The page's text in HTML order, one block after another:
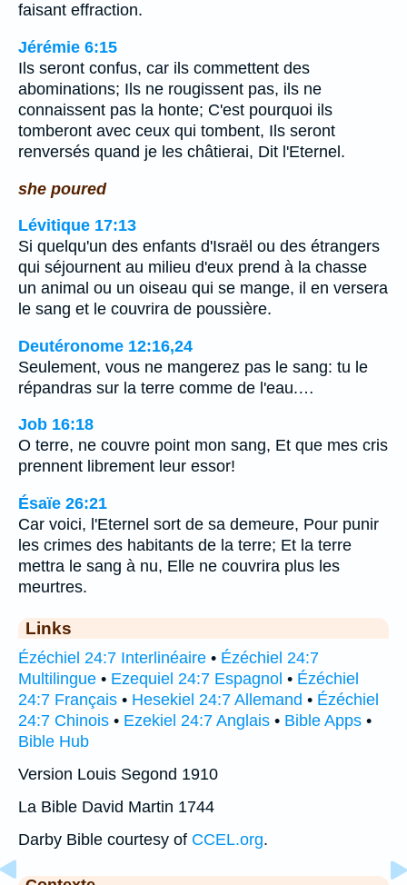
faisant effraction.
Jérémie 6:15
Ils seront confus, car ils commettent des
abominations; Ils ne rougissent pas, ils ne
connaissent pas la honte; C'est pourquoi ils
tomberont avec ceux qui tombent, Ils seront
renversés quand je les châtierai, Dit l'Eternel.
she poured
Lévitique 17:13
Si quelqu'un des enfants d'Israël ou des étrangers
qui séjournent au milieu d'eux prend à la chasse
un animal ou un oiseau qui se mange, il en versera
le sang et le couvrira de poussière.
Deutéronome 12:16,24
Seulement, vous ne mangerez pas le sang: tu le
répandras sur la terre comme de l'eau.…
Job 16:18
O terre, ne couvre point mon sang, Et que mes cris
prennent librement leur essor!
Ésaïe 26:21
Car voici, l'Eternel sort de sa demeure, Pour punir
les crimes des habitants de la terre; Et la terre
mettra le sang à nu, Elle ne couvrira plus les
meurtres.
Links
Ézéchiel 24:7 Interlinéaire • Ézéchiel 24:7
Multilingue • Ezequiel 24:7 Espagnol • Ézéchiel
24:7 Français • Hesekiel 24:7 Allemand • Ézéchiel
24:7 Chinois • Ezekiel 24:7 Anglais • Bible Apps •
Bible Hub
Version Louis Segond 1910
La Bible David Martin 1744
Darby Bible courtesy of CCEL.org.